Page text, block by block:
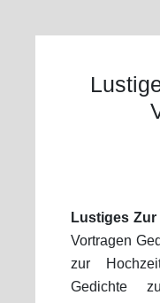
Lustiges
Vortragen
zur
Gedichte